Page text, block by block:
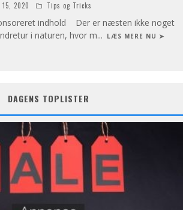
2020 Tips og Tricks
indhold Der er næsten ikke noget
i naturen, hvor m... LÆS MERE NU ➤
DAGENS TOPLISTER